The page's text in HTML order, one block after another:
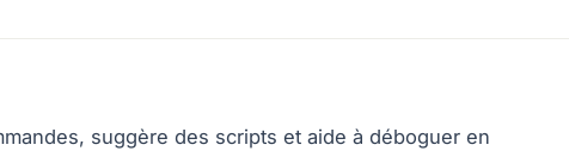
suggère des scripts et aide à déboguer en